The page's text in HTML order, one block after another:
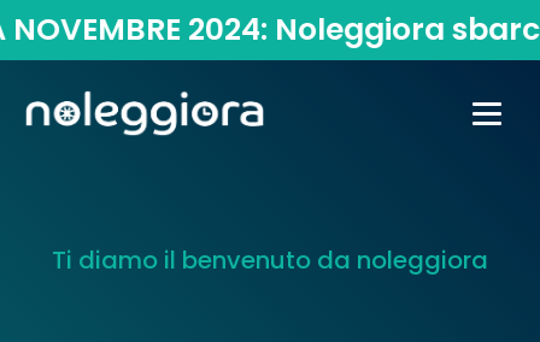
2024: Noleggiora sbarca
Ti diamo il benvenuto da noleggiora